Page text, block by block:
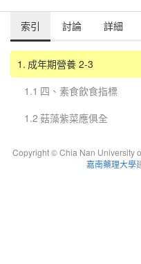
索引 討論 詳細
1. 成年期營養 2-3
1.1 四、素食飲食指標
1.2 菇藻紫菜應俱全
Copyright © Chia Nan University
嘉南藥理大學